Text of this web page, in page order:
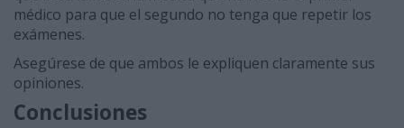
médico para que el segundo no tenga que repetir los
exámenes.
Asegúrese de que ambos le expliquen claramente sus
opiniones.
Conclusiones